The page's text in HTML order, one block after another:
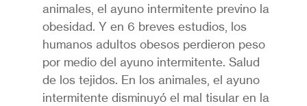
animales, el ayuno intermitente previno la
obesidad. Y en 6 breves estudios, los
humanos adultos obesos perdieron peso
por medio del ayuno intermitente. Salud
de los tejidos. En los animales, el ayuno
intermitente disminuyó el mal tisular en la